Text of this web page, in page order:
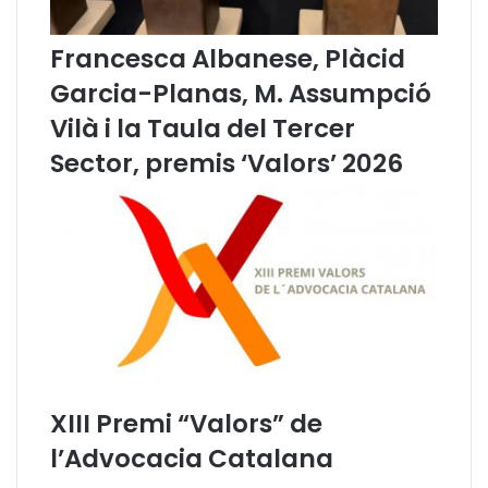
e
s
a
m
d
s
c
a
p
a
i
e
n
e
Francesca Albanese, Plàcid
Garcia-Planas, M. Assumpció
Vilà i la Taula del Tercer
Sector, premis ‘Valors’ 2026
XIII Premi “Valors” de
l’Advocacia Catalana